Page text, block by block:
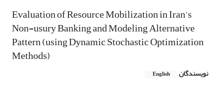
Evaluation of Resource Mobilization in Iran's
Non-usury Banking and Modeling Alternative
Pattern (using Dynamic Stochastic Optimization
Methods)
نویسندگان English